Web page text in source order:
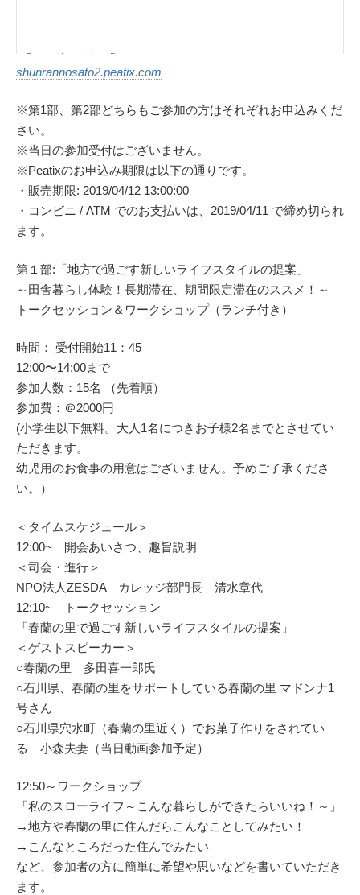
shunrannosato2.peatix.com
※第1部、第2部どちらもご参加の方はそれぞれお申込みくだ
さい。
※当日の参加受付はございません。
※Peatixのお申込み期限は以下の通りです。
・販売期限: 2019/04/12 13:00:00
・コンビニ / ATM でのお支払いは、2019/04/11 で締め切られ
ます。
第１部:「地方で過ごす新しいライフスタイルの提案」
～田舎暮らし体験！長期滞在、期間限定滞在のススメ！～
トークセッション＆ワークショップ（ランチ付き）
時間： 受付開始11：45
12:00〜14:00まで
参加人数：15名 （先着順）
参加費：＠2000円
(小学生以下無料。大人1名につきお子様2名までとさせてい
ただきます。
幼児用のお食事の用意はございません。予めご了承くださ
い。）
＜タイムスケジュール＞
12:00~ 開会あいさつ、趣旨説明
＜司会・進行＞
NPO法人ZESDA カレッジ部門長 清水章代
12:10~ トークセッション
「春蘭の里で過ごす新しいライフスタイルの提案」
＜ゲストスピーカー＞
○春蘭の里 多田喜一郎氏
○石川県、春蘭の里をサポートしている春蘭の里 マドンナ1
号さん
○石川県穴水町（春蘭の里近く）でお菓子作りをされてい
る 小森夫妻（当日動画参加予定）
12:50～ワークショップ
「私のスローライフ～こんな暮らしができたらいいね！～」
→地方や春蘭の里に住んだらこんなことしてみたい！
→こんなところだった住んでみたい
など、参加者の方に簡単に希望や思いなどを書いていただき
ます。